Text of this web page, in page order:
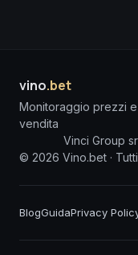
vino.bet
Monitoraggio prezzi
vendita
Vinci Group
© 2026 Vino.bet ·
BlogGuidaPrivacy